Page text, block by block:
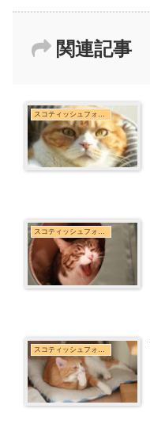
関連記事
スコティッシュフォールド
スコティッシュフォールド